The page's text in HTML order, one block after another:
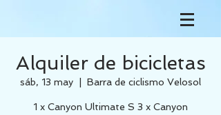
Alquiler de bicicletas
sáb, 13 may Barra de ciclismo Velosol
1 x Canyon Ultimate S 3 x Canyon